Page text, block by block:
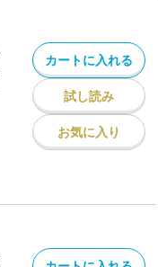
カートに入れる
試し読み
お気に入り